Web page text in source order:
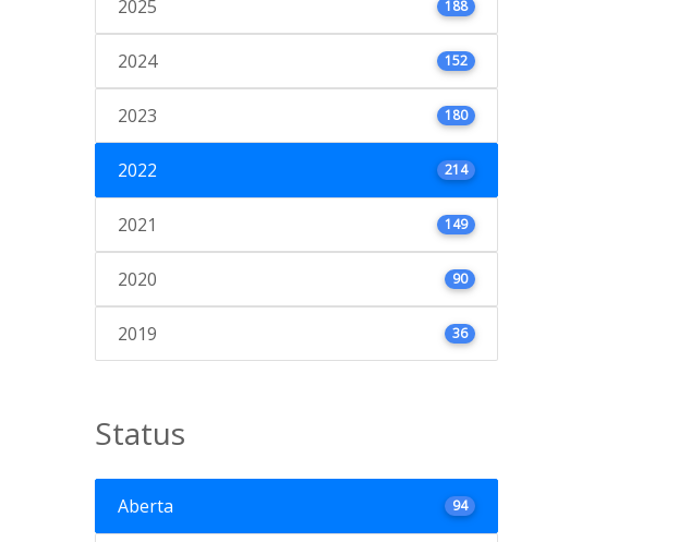
2025 188
2024 152
2023 180
2022 214
2021 149
2020 90
2019 36
Status
Aberta 94